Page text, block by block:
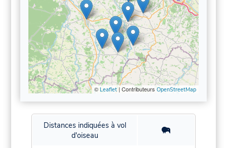
© Leaflet| Contributeurs OpenStreetMap
Distances indiquées à vol
d'oiseau